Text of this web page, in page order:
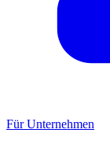
Für Unternehmen